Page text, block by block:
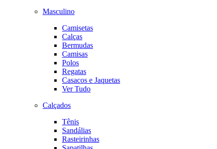
Masculino
Camisetas
Calças
Bermudas
Camisas
Polos
Regatas
Casacos e Jaquetas
Ver Tudo
Calçados
Tênis
Sandálias
Rasteirinhas